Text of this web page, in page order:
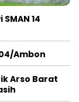
14
Ambon
Arso Barat